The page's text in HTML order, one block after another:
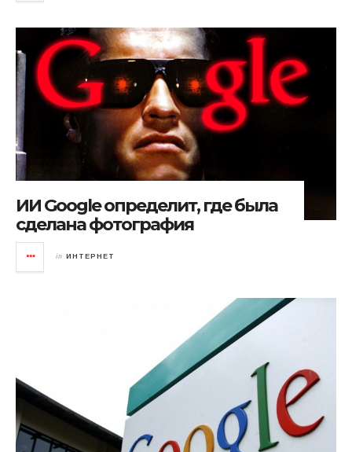
ИИ Google определит, где была
сделана фотография
in ИНТЕРНЕТ